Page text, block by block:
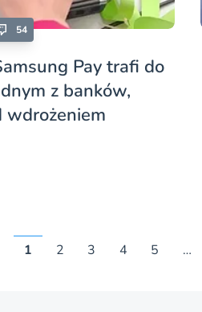
54
Pay trafi do
z banków,
wdrożeniem
1 2 3 4 5 …